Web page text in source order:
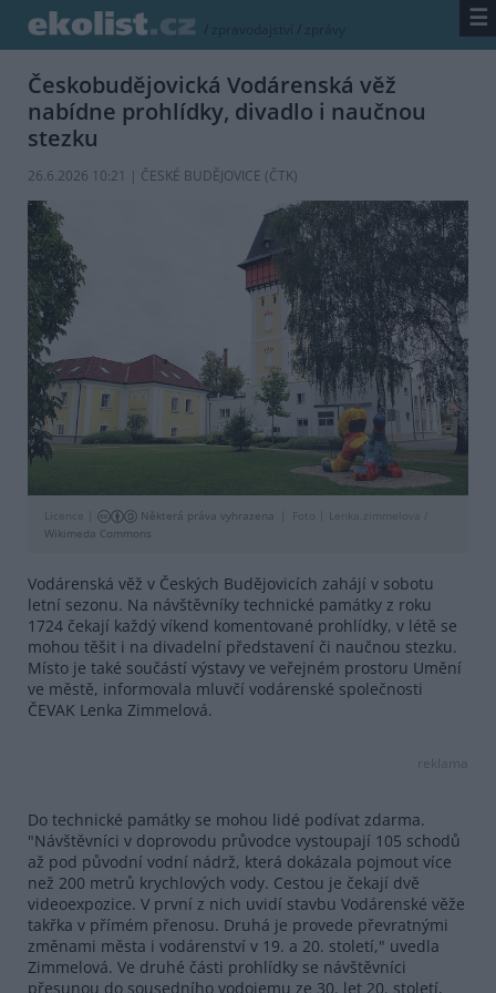
/ zpravodajství / zprávy ☰
Českobudějovická Vodárenská věž
nabídne prohlídky, divadlo i naučnou
stezku
26.6.2026 10:21 | ČESKÉ BUDĚJOVICE (ČTK)
Licence | Některá práva vyhrazena Foto |
Lenka.zimmelova /
Wikimeda Commons
Vodárenská věž v Českých Budějovicích zahájí v sobotu
letní sezonu. Na návštěvníky technické památky z roku
1724 čekají každý víkend komentované prohlídky, v létě se
mohou těšit i na divadelní představení či naučnou stezku.
Místo je také součástí výstavy ve veřejném prostoru Umění
ve městě, informovala mluvčí vodárenské společnosti
ČEVAK Lenka Zimmelová.
reklama
Do technické památky se mohou lidé podívat zdarma.
"Návštěvníci v doprovodu průvodce vystoupají 105 schodů
až pod původní vodní nádrž, která dokázala pojmout více
než 200 metrů krychlových vody. Cestou je čekají dvě
videoexpozice. V první z nich uvidí stavbu Vodárenské věže
takřka v přímém přenosu. Druhá je provede převratnými
změnami města i vodárenství v 19. a 20. století," uvedla
Zimmelová. Ve druhé části prohlídky se návštěvníci
přesunou do sousedního vodojemu ze 30. let 20. století,